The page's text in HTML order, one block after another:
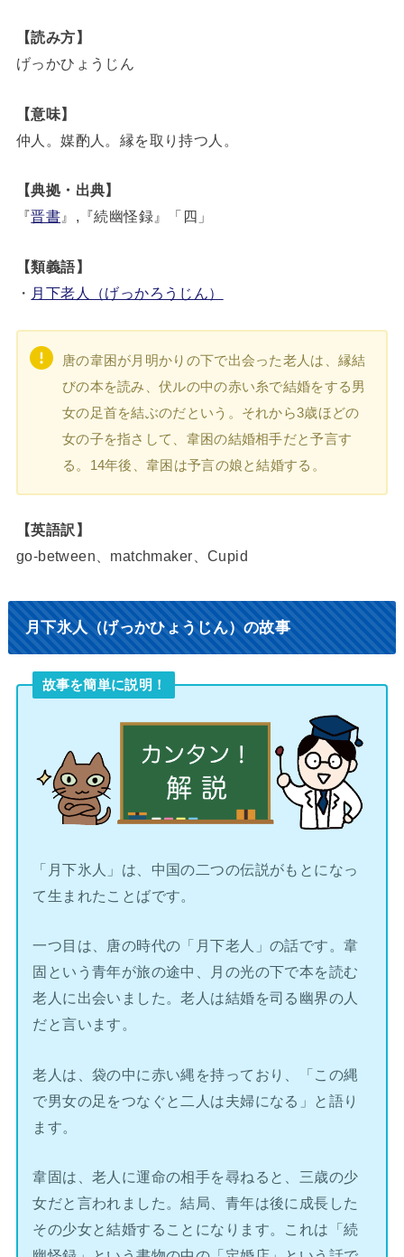
【読み方】
げっかひょうじん
【意味】
仲人。媒酌人。縁を取り持つ人。
【典拠・出典】
『晋書 』,『続幽怪録』「四」
【類義語】
・ 月下老人（げっかろうじん）
唐の韋困が月明かりの下で出会った老人は、縁結
びの本を読み、伏ルの中の赤い糸で結婚をする男
女の足首を結ぶのだという。それから3歳ほどの
女の子を指さして、韋困の結婚相手だと予言す
る。14年後、韋困は予言の娘と結婚する。
【英語訳】
go-between、matchmaker、Cupid
月下氷人（げっかひょうじん）の故事
故事を簡単に説明！
「月下氷人」は、中国の二つの伝説がもとになっ
て生まれたことばです。
一つ目は、唐の時代の「月下老人」の話です。韋
固という青年が旅の途中、月の光の下で本を読む
老人に出会いました。老人は結婚を司る幽界の人
だと言います。
老人は、袋の中に赤い縄を持っており、「この縄
で男女の足をつなぐと二人は夫婦になる」と語り
ます。
韋固は、老人に運命の相手を尋ねると、三歳の少
女だと言われました。結局、青年は後に成長した
その少女と結婚することになります。これは「続